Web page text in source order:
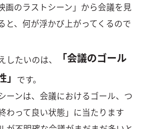
画のラストシーン」から会議を見
と、何が浮かび上がってくるので
したいのは、
「会議のゴール
です。
ーンは、会議におけるゴール、つ
わって良い状態」に当たります